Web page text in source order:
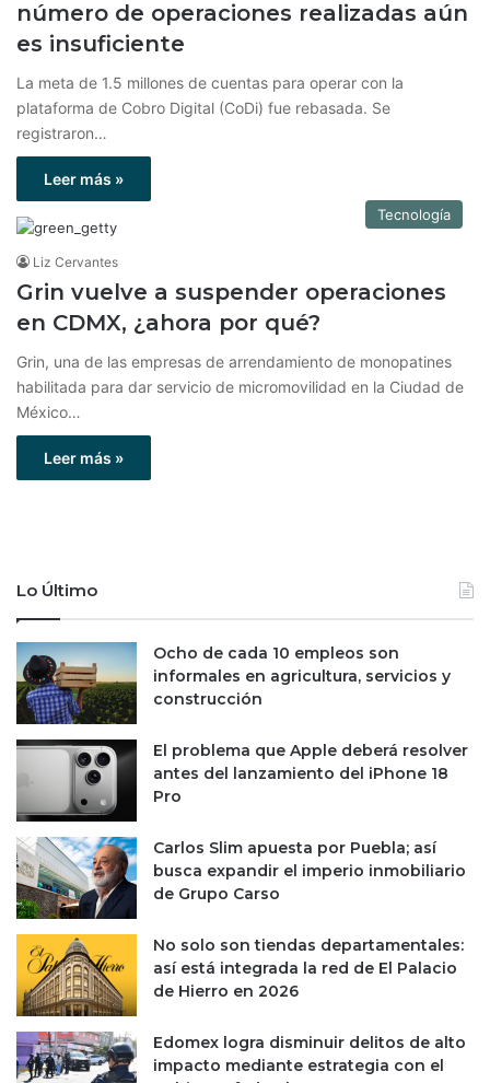
número de operaciones realizadas aún
es insuficiente
La meta de 1.5 millones de cuentas para operar con la
plataforma de Cobro Digital (CoDi) fue rebasada. Se
registraron…
Leer más »
Tecnología
Liz Cervantes
Grin vuelve a suspender operaciones
en CDMX, ¿ahora por qué?
Grin, una de las empresas de arrendamiento de monopatines
habilitada para dar servicio de micromovilidad en la Ciudad de
México…
Leer más »
Lo Último
Ocho de cada 10 empleos son
informales en agricultura, servicios y
construcción
El problema que Apple deberá resolver
antes del lanzamiento del iPhone 18
Pro
Carlos Slim apuesta por Puebla; así
busca expandir el imperio inmobiliario
de Grupo Carso
No solo son tiendas departamentales:
así está integrada la red de El Palacio
de Hierro en 2026
Edomex logra disminuir delitos de alto
impacto mediante estrategia con el